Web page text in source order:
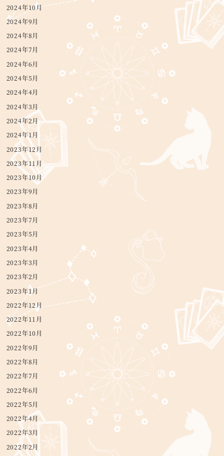
2024年10月
2024年9月
2024年8月
2024年7月
2024年6月
2024年5月
2024年4月
2024年3月
2024年2月
2024年1月
2023年12月
2023年11月
2023年10月
2023年9月
2023年8月
2023年7月
2023年5月
2023年4月
2023年3月
2023年2月
2023年1月
2022年12月
2022年11月
2022年10月
2022年9月
2022年8月
2022年7月
2022年6月
2022年5月
2022年4月
2022年3月
2022年2月